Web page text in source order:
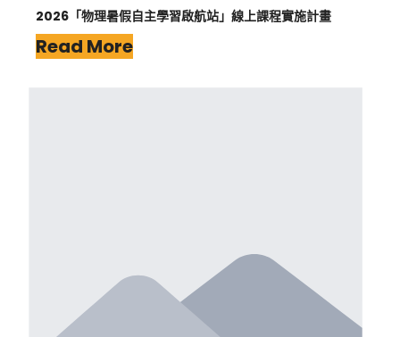
2026「物理暑假自主學習啟航站」線上課程實施計畫
Read More